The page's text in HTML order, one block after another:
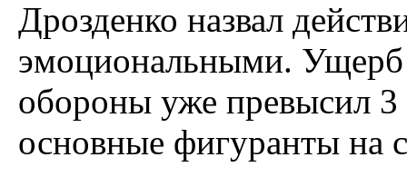
Дрозденко назвал
эмоциональными. Ущерб
обороны уже превысил 3
основные фигуранты на